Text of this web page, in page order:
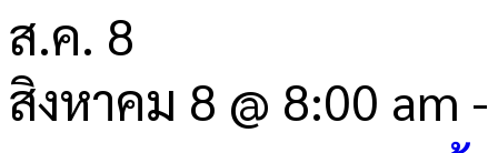
ส.ค. 8
สิงหาคม 8 @ 8:00 am